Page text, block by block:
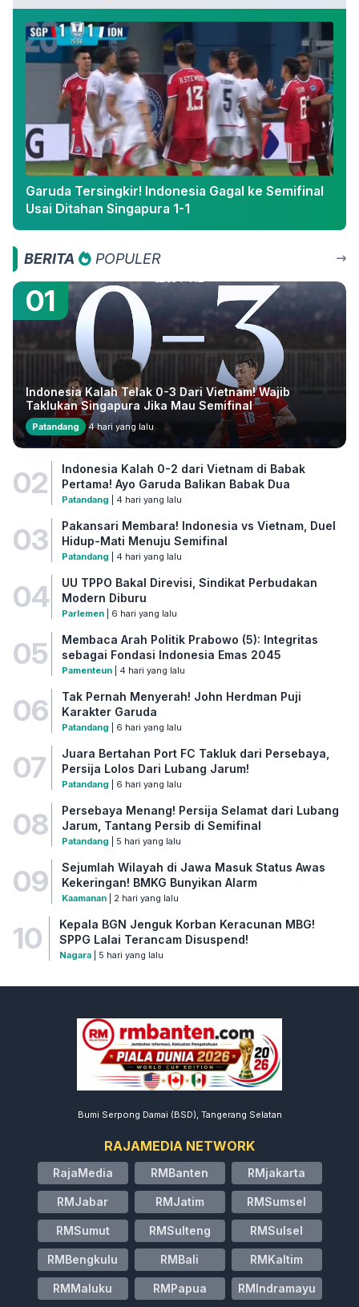
Garuda Tersingkir! Indonesia Gagal ke Semifinal
Usai Ditahan Singapura 1-1
BERITA POPULER
01
Indonesia Kalah Telak 0-3 Dari Vietnam! Wajib
Taklukan Singapura Jika Mau Semifinal
Patandang 4 hari yang lalu
02
Indonesia Kalah 0-2 dari Vietnam di Babak
Pertama! Ayo Garuda Balikan Babak Dua
Patandang | 4 hari yang lalu
03
Pakansari Membara! Indonesia vs Vietnam, Duel
Hidup-Mati Menuju Semifinal
Patandang | 4 hari yang lalu
04
UU TPPO Bakal Direvisi, Sindikat Perbudakan
Modern Diburu
Parlemen| 6 hari yang lalu
05
Membaca Arah Politik Prabowo (5): Integritas
sebagai Fondasi Indonesia Emas 2045
Pamenteun| 4 hari yang lalu
06
Tak Pernah Menyerah! John Herdman Puji
Karakter Garuda
Patandang | 6 hari yang lalu
07
Juara Bertahan Port FC Takluk dari Persebaya,
Persija Lolos Dari Lubang Jarum!
Patandang | 6 hari yang lalu
08
Persebaya Menang! Persija Selamat dari Lubang
Jarum, Tantang Persib di Semifinal
Patandang | 5 hari yang lalu
09
Sejumlah Wilayah di Jawa Masuk Status Awas
Kekeringan! BMKG Bunyikan Alarm
Kaamanan| 2 hari yang lalu
10
Kepala BGN Jenguk Korban Keracunan MBG!
SPPG Lalai Terancam Disuspend!
Nagara| 5 hari yang lalu
Bumi Serpong Damai (BSD), Tangerang Selatan
RAJAMEDIA NETWORK
RajaMedia RMBanten RMjakarta
RMJabar RMJatim RMSumsel
RMSumut RMSulteng RMSulsel
RMBengkulu RMBali RMKaltim
RMMaluku RMPapua RMIndramayu